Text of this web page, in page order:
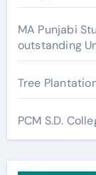
MA Punjabi
outstanding
Tree
PCM S.D.